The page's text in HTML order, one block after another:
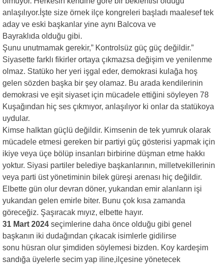
anlaşılıyor.İşte size örnek ilçe kongreleri başladı maalesef tek
aday ve eski başkanlar yine aynı Balcova ve
Bayraklıda olduğu gibi.
Şunu unutmamak gerekir,” Kontrolsüz güç güç değildir.”
Siyasette farklı fikirler ortaya çıkmazsa değişim ve yenilenme
olmaz. Statüko her yeri işgal eder, demokrasi kulağa hoş
gelen sözden başka bir şey olamaz. Bu arada kendilerinin
demokrasi ve eşit siyaset için mücadele ettiğini söyleyen 78
Kuşağından hiç ses çıkmıyor, anlaşılıyor ki onlar da statükoya
uydular.
Kimse halktan güçlü değildir. Kimsenin de tek yumruk olarak
mücadele etmesi gereken bir partiyi güç gösterisi yapmak için
ikiye veya üçe bölüp insanları birbirine düşman etme hakkı
yoktur. Siyasi partiler belediye başkanlarının, milletvekillerinin
veya parti üst yönetiminin bilek güreşi arenası hiç değildir.
Elbette gün olur devran döner, yukarıdan emir alanların işi
yukarıdan gelen emirle biter. Bunu çok kısa zamanda
göreceğiz. Şaşıracak mıyız, elbette hayır.
31 Mart 2024 seçimlerine daha önce olduğu gibi genel
başkanın iki dudağından çıkacak isimlerle gidilirse
sonu hüsran olur şimdiden söylemesi bizden. Koy kardeşim
sandığa üyelerle secim yap iline,ilçesine yönetecek